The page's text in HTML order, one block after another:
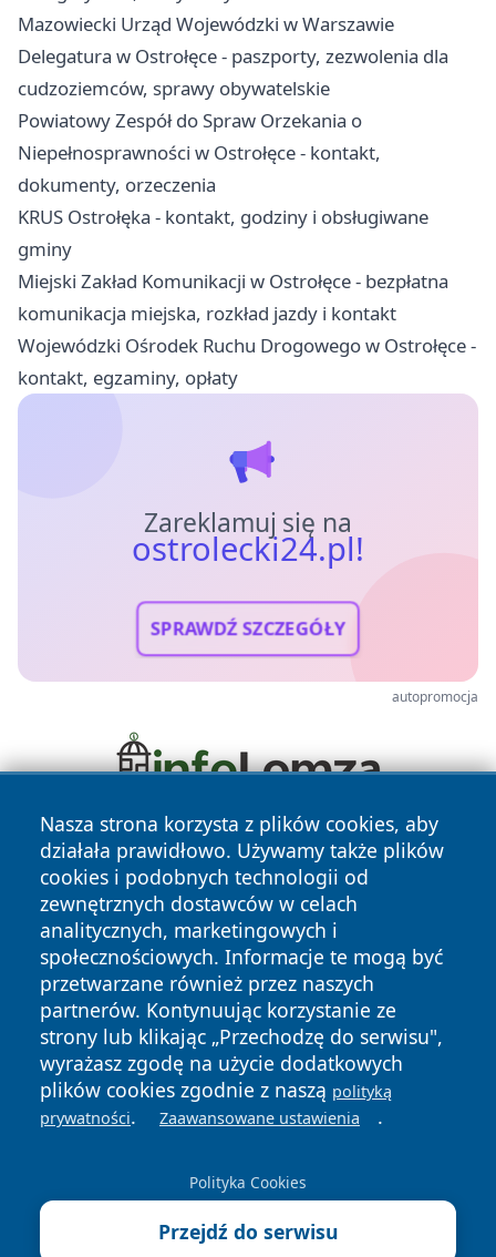
Mazowiecki Urząd Wojewódzki w Warszawie
Delegatura w Ostrołęce - paszporty, zezwolenia dla
cudzoziemców, sprawy obywatelskie
Powiatowy Zespół do Spraw Orzekania o
Niepełnosprawności w Ostrołęce - kontakt,
dokumenty, orzeczenia
KRUS Ostrołęka - kontakt, godziny i obsługiwane
gminy
Miejski Zakład Komunikacji w Ostrołęce - bezpłatna
komunikacja miejska, rozkład jazdy i kontakt
Wojewódzki Ośrodek Ruchu Drogowego w Ostrołęce -
kontakt, egzaminy, opłaty
Zareklamuj się na
ostrolecki24.pl!
SPRAWDŹ SZCZEGÓŁY
autopromocja
Nasza strona korzysta z plików cookies, aby
działała prawidłowo. Używamy także plików
cookies i podobnych technologii od
zewnętrznych dostawców w celach
analitycznych, marketingowych i
społecznościowych. Informacje te mogą być
przetwarzane również przez naszych
partnerów. Kontynuując korzystanie ze
strony lub klikając „Przechodzę do serwisu",
wyrażasz zgodę na użycie dodatkowych
plików cookies zgodnie z naszą polityką
prywatności. Zaawansowane ustawienia .
Polityka Cookies
Przejdź do serwisu
Copyright © 2026 ostrolecki24.pl Wszystkie prawa
zastrzeżone.
News Autorzy
Polityka
Prywatności
Polityka
Cookies